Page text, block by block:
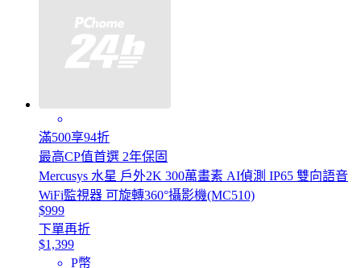
滿500享94折
最高CP值首選 2年保固
Mercusys 水星 戶外2K 300萬畫素 AI偵測 IP65 雙向語音
WiFi監視器 可旋轉360°攝影機(MC510)
$999
下單再折
$1,399
P幣